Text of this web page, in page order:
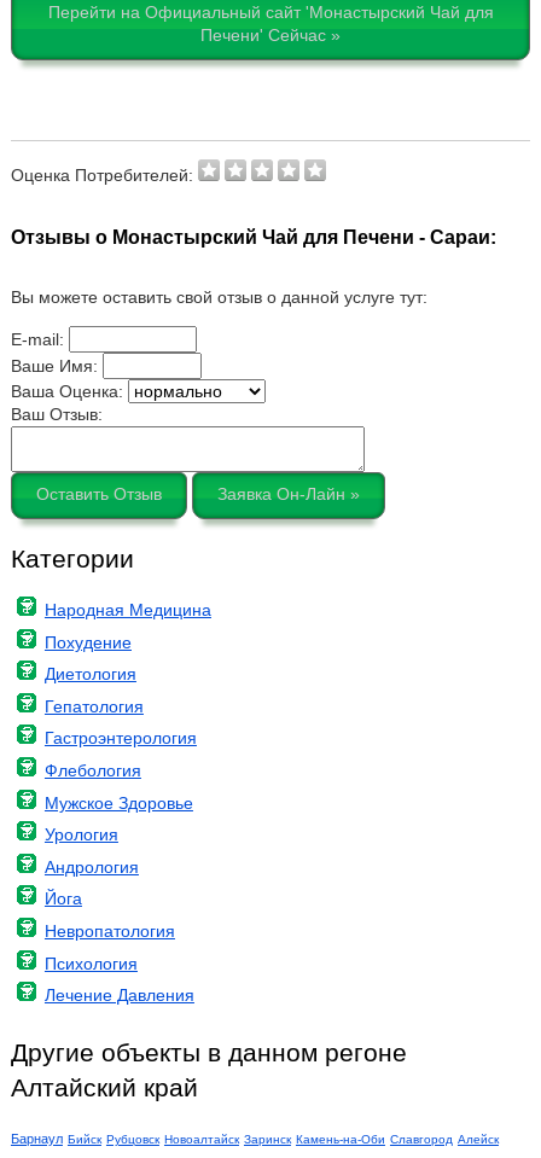
Перейти на Официальный сайт 'Монастырский Чай для
Печени' Сейчас »
Оценка Потребителей:
Отзывы о Монастырский Чай для Печени - Сараи:
Вы можете оставить свой отзыв о данной услуге тут:
E-mail:
Ваше Имя:
Ваша Оценка:
Ваш Отзыв:
Оставить Отзыв Заявка Он-Лайн »
Категории
Народная Медицина
Похудение
Диетология
Гепатология
Гастроэнтерология
Флебология
Мужское Здоровье
Урология
Андрология
Йога
Невропатология
Психология
Лечение Давления
Другие объекты в данном регоне
Алтайский край
Барнаул Бийск Рубцовск Новоалтайск Заринск Камень-на-Оби Славгород Алейск